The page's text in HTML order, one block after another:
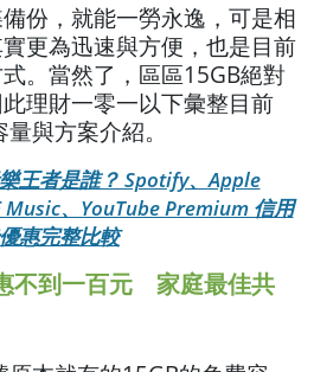
份，就能一勞永逸，可是相
更為迅速與方便，也是目前
。當然了，區區15GB絕對
理財一零一以下彙整目前
與方案介紹。
王者是誰？ Spotify、Apple
Music、YouTube Premium 信用
惠完整比較
不到一百元 家庭最佳共